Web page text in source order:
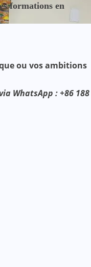
formations en
ou vos ambitions
WhatsApp : +86 188